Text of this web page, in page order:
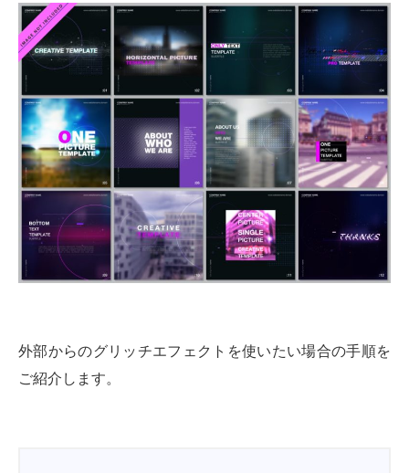
外部からのグリッチエフェクトを使いたい場合の手順を
ご紹介します。